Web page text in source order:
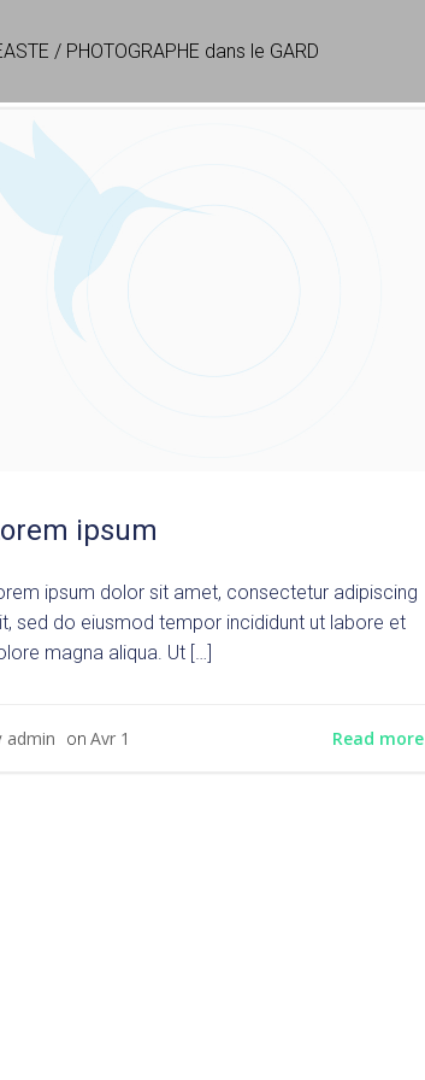
/ PHOTOGRAPHE dans le GARD
ipsum
ipsum dolor sit amet, consectetur adipiscing
sed do eiusmod tempor incididunt ut labore et
magna aliqua. Ut […]
admin onAvr 1 Read more